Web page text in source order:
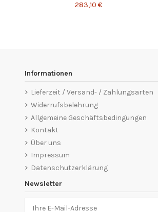
283,10 €
Informationen
Lieferzeit / Versand- / Zahlungsarten
Widerrufsbelehrung
Allgemeine Geschäftsbedingungen
Kontakt
Über uns
Impressum
Datenschutzerklärung
Newsletter